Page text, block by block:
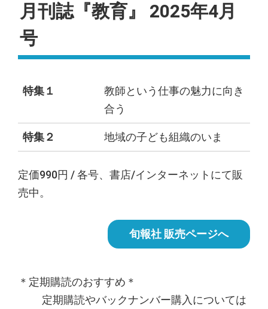
月刊誌『教育』 2025年4月
号
特集１
教師という仕事の魅力に向き
合う
特集２ 地域の子ども組織のいま
定価990円 / 各号、書店/インターネットにて販
売中。
旬報社 販売ページへ
＊定期購読のおすすめ＊
定期購読やバックナンバー購入については